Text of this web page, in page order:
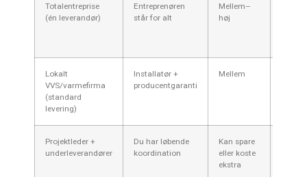
Totalentreprise
(én leverandør)
Entreprenøren
står for alt
Mellem–
høj
Lokalt
VVS/varmefirma
(standard
levering)
Installatør +
producentgaranti
Mellem
Projektleder +
underleverandører
Du har løbende
koordination
Kan spare
eller koste
ekstra